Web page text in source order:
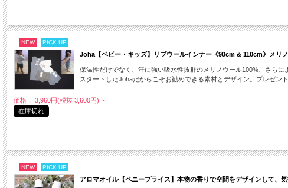
NEW PICK UP
Joha【ベビー・キッズ】リブウールインナー《90cm & 110cm》メリ
保温性だけでなく、汗に強い吸水性抜群のメリノウール100%、さら
スタートしたJohaだからこそお勧めできる素材とデザイン。プレゼント
価格： 3,960円(税抜 3,600円) ～
在庫切れ
NEW PICK UP
アロマオイル【ペニープライス】本物の香りで空間をデザインして、